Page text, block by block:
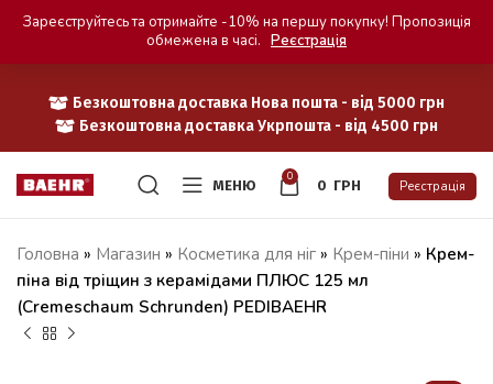
Безкоштовна доставка Нова пошта - від 5000 грн
Безкоштовна доставка Укрпошта - від 4500 грн
МЕНЮ
0
0 ГРН Реєстрація
Головна » Магазин » Косметика для ніг » Крем-піни » Крем-
піна від тріщин з керамідами ПЛЮС 125 мл
(Cremeschaum Schrunden) PEDIBAEHR
Зареєструйтесь та отримайте -10% на першу покупку! Пропозиція
обмежена в часі. Реєстрація